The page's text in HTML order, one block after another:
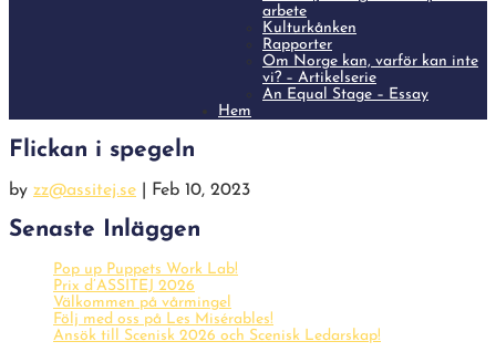
arbete
Kulturkånken
Rapporter
Om Norge kan, varför kan inte
vi? – Artikelserie
An Equal Stage – Essay
Hem
Flickan i spegeln
by zz@assitej.se Feb 10, 2023
Senaste Inläggen
Pop up Puppets Work Lab!
Prix d’ASSITEJ 2026
Välkommen på vårmingel
Följ med oss på Les Misérables!
Ansök till Scenisk 2026 och Scenisk Ledarskap!